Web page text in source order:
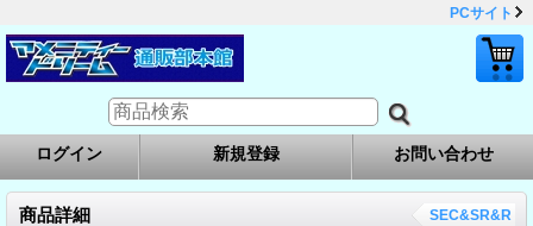
PCサイト
ログイン 新規登録 お問い合わせ
商品詳細 SEC&SR&R